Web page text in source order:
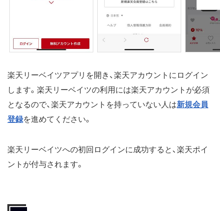
楽天リーベイツアプリを開き、楽天アカウントにログイン
します。楽天リーベイツの利用には楽天アカウントが必須
となるので、楽天アカウントを持っていない人は新規会員
登録を進めてください。
楽天リーベイツへの初回ログインに成功すると、楽天ポイ
ントが付与されます。